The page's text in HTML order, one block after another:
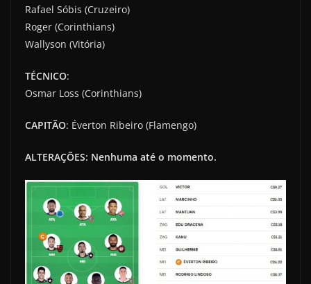
Rafael Sóbis (Cruzeiro)
Roger (Corinthians)
Wallyson (Vitória)
TÉCNICO:
Osmar Loss (Corinthians)
CAPITÃO: Éverton Ribeiro (Flamengo)
ALTERAÇÕES: Nenhuma até o momento.